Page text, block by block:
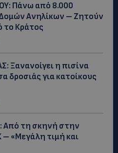
Πάνω από 8.000
Ανηλίκων – Ζητούν
Κράτος
Ξανανοίγει η πισίνα
δροσιάς για κατοίκους
Από τη σκηνή στην
«Μεγάλη τιμή και